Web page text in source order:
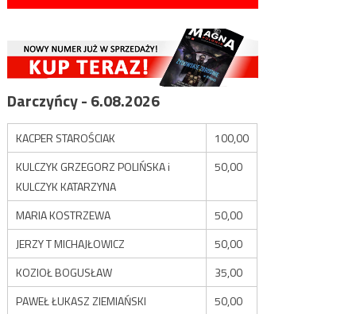
Darczyńcy - 6.08.2026
KACPER STAROŚCIAK
100,00
KULCZYK GRZEGORZ POLIŃSKA i
KULCZYK KATARZYNA
50,00
MARIA KOSTRZEWA
50,00
JERZY T MICHAJŁOWICZ
50,00
KOZIOŁ BOGUSŁAW
35,00
PAWEŁ ŁUKASZ ZIEMIAŃSKI
50,00